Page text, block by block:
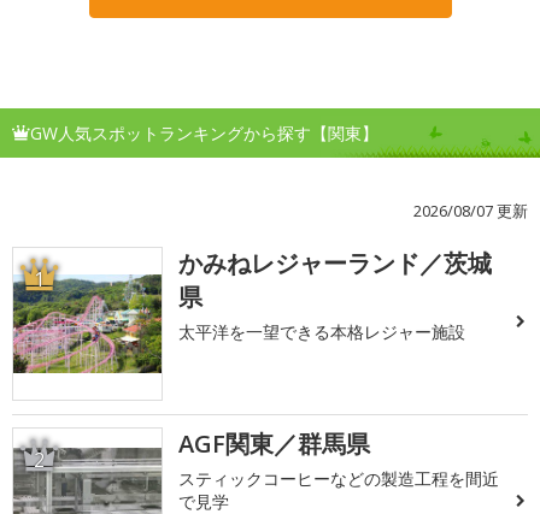
GW人気スポットランキングから探す【関東】
2026/08/07 更新
1
かみねレジャーランド／茨城
県
太平洋を一望できる本格レジャー施設
2 AGF関東／群馬県
スティックコーヒーなどの製造工程を間近
で見学